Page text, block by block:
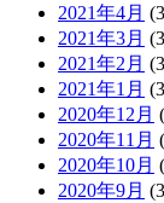
2021年4月
2021年3月
2021年2月
2021年1月
2020年12月
2020年11月
2020年10月
2020年9月